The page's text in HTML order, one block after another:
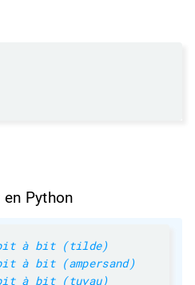
Python
bit à bit (tilde)
à bit (ampersand)
à bit (tuyau)